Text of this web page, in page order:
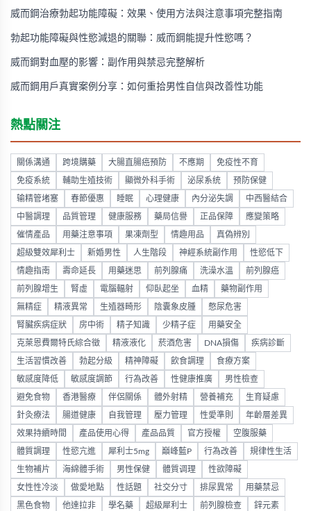
威而鋼治療勃起功能障礙：效果、使用方法與注意事項完整指南
勃起功能障礙與性慾減退的關聯：威而鋼能提升性慾嗎？
威而鋼對血壓的影響：副作用與禁忌完整解析
威而鋼用戶真實案例分享：如何重拾男性自信與改善性功能
熱點關注
關係溝通 跨境購藥 大腸直腸癌預防 不應期 免疫性不育
免疫系統 輔助生殖技術 顯微外科手術 泌尿系统 预防保健
输精管堵塞 春節優惠 睡眠 心理健康 內分泌失調 中西醫結合
中醫調理 品質管理 健康服務 藥局信譽 正品保障 應變策略
催情產品 用藥注意事項 果凍劑型 情趣用品 真偽辨別
超級雙效犀利士 新婚男性 人生階段 神經系統副作用 性慾低下
情趣指南 壽命延長 用藥迷思 前列腺痛 洗澡水溫 前列腺癌
前列腺增生 腎虛 電腦輻射 仰臥起坐 血精 藥物副作用
無精症 精液異常 生殖器畸形 陰囊象皮腫 憋尿危害
腎臟疾病症狀 房中術 精子知識 少精子症 用藥安全
克萊恩費爾特氏綜合徵 精液液化 菸酒危害 DNA損傷 疾病診斷
生活習慣改善 勃起分級 精神障礙 飲食調理 食療方案
敏感度降低 敏感度調節 行為改善 性健康推廣 男性檢查
避免食物 香港醫療 伴侶關係 體外射精 營養補充 生育疑慮
針灸療法 腸道健康 自我管理 壓力管理 性愛準則 年齡層差異
效果持續時間 產品使用心得 產品品質 官方授權 空腹服藥
體質調理 性慾亢進 犀利士5mg 巔峰藍P 行為改善 規律性生活
生物補片 海綿體手術 男性保健 體質调理 性欲障礙
女性性冷淡 做愛地點 性話題 社交分寸 排尿異常 用藥禁忌
黑色食物 他達拉非 學名藥 超級犀利士 前列腺檢查 鋅元素